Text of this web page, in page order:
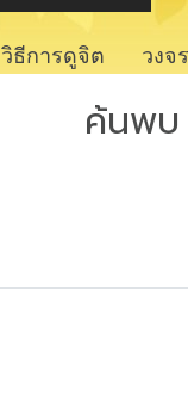
วิธีการดูจิต วงจ
ค้นพบ